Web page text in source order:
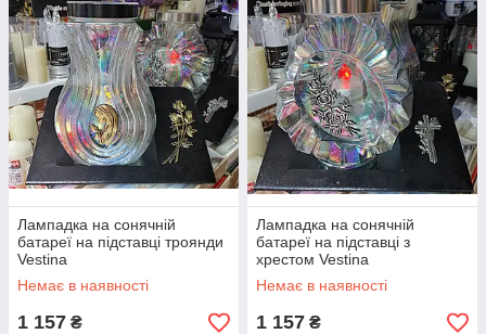
Лампадка на сонячній
батареї на підставці троянди
Vestina
Немає в наявності
1 157 ₴
Лампадка на сонячній
батареї на підставці з
хрестом Vestina
Немає в наявності
1 157 ₴